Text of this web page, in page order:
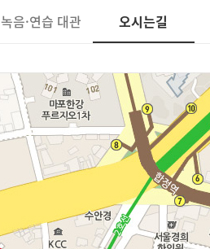
녹음·연습 대관 오시는길